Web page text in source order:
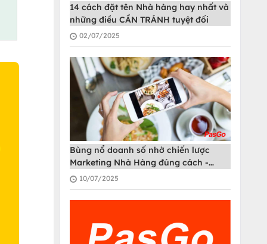
14 cách đặt tên Nhà hàng hay nhất và
những điều CẦN TRÁNH tuyệt đối
02/07/2025
Bùng nổ doanh số nhờ chiến lược
Marketing Nhà Hàng đúng cách -
PasGo
10/07/2025